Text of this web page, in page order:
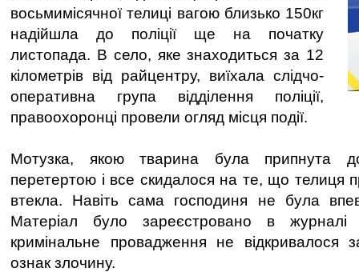
восьмимісячної телиці вагою близько 150кг
надійшла до поліції ще на початку
листопада. В село, яке знаходиться за 12
кілометрів від райцентру, виїхала слідчо-
оперативна група відділення поліції,
правоохоронці провели огляд місця події.
Мотузка, якою тварина була припнута
перетертою і все скидалося на те, що телиця
втекла. Навіть сама господиня не була
Матеріал було зареєстровано в журналі
кримінальне провадження не відкривалося
ознак злочину.